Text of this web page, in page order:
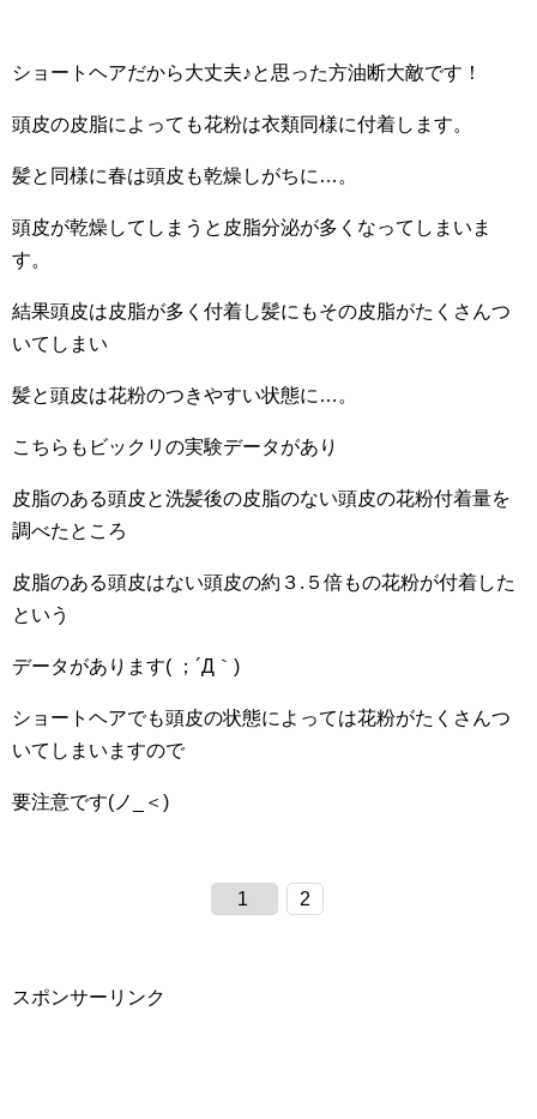
ショートヘアだから大丈夫♪と思った方油断大敵です！
頭皮の皮脂によっても花粉は衣類同様に付着します。
髪と同様に春は頭皮も乾燥しがちに…。
頭皮が乾燥してしまうと皮脂分泌が多くなってしまいま
す。
結果頭皮は皮脂が多く付着し髪にもその皮脂がたくさんつ
いてしまい
髪と頭皮は花粉のつきやすい状態に…。
こちらもビックリの実験データがあり
皮脂のある頭皮と洗髪後の皮脂のない頭皮の花粉付着量を
調べたところ
皮脂のある頭皮はない頭皮の約３.５倍もの花粉が付着した
という
データがあります( ；´Д｀)
ショートヘアでも頭皮の状態によっては花粉がたくさんつ
いてしまいますので
要注意です(ノ_＜)
1 2
スポンサーリンク